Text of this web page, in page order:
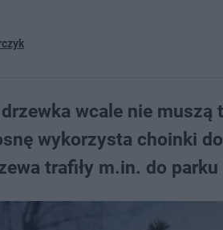
wcale nie
wykorzysta choinki
trafiły m.in. do parku